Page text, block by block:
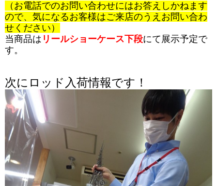
（お電話でのお問い合わせにはお答えしかねます
ので、気になるお客様はご来店のうえお問い合わ
せください）
当商品は リールショーケース下段にて展示予定で
す。
次にロッド入荷情報です！